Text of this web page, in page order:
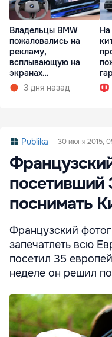
Владельцы BMW
пожаловались на
рекламу,
всплывающую на
экранах
мультимедиа при
запуске
3 дня назад
На
Publika 30 июня 2015,
посетивший
поснимать
Французский
запечатлеть всю
посетил 35
неделе он решил